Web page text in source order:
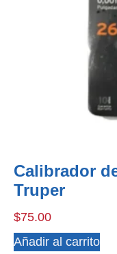
Calibrador
Truper
$75.00
Añadir al carrito